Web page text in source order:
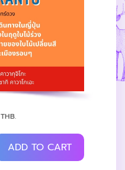
THB.
ADD TO CART